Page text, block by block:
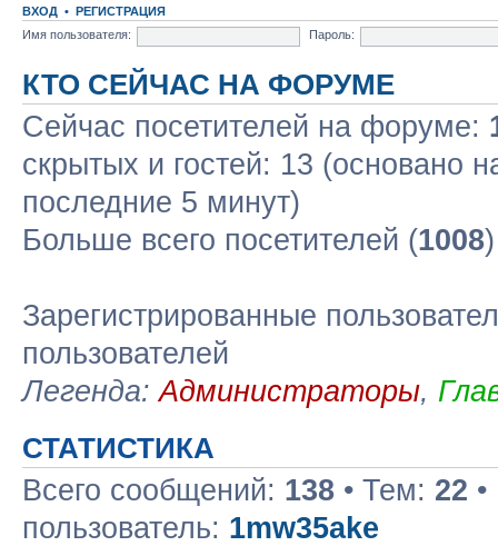
ВХОД • РЕГИСТРАЦИЯ
Имя пользователя:
Пароль:
КТО СЕЙЧАС НА ФОРУМЕ
Сейчас посетителей на форуме:
скрытых и гостей: 13 (основано
последние 5 минут)
Больше всего посетителей (1008
Зарегистрированные
пользователей
Легенда:Администраторы,
СТАТИСТИКА
Всего сообщений: 138 • Тем: 22
пользователь: 1mw35ake